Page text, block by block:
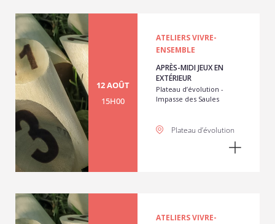
12 AOÛT
15H00
ATELIERS VIVRE-
ENSEMBLE
APRÈS-MIDI JEUX EN
EXTÉRIEUR
Plateau d’évolution -
Impasse des Saules
Plateau d’évolution
ATELIERS VIVRE-